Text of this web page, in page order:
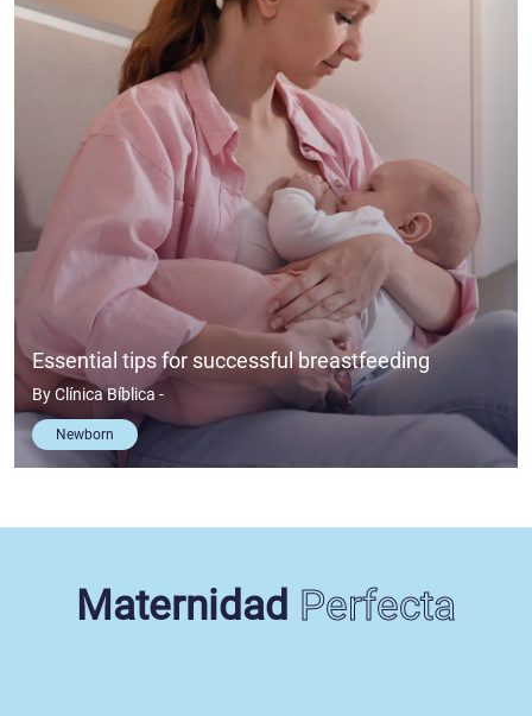
Essential tips for successful breastfeeding
ByClínica Bíblica -
Newborn
Maternidad Perfecta